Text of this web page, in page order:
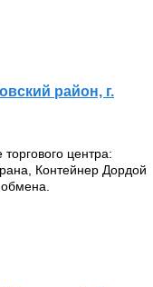
район, г.
центра:
Контейнер Дордой